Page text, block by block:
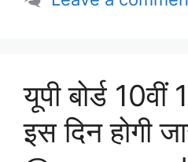
यूपी बोर्ड 10वीं
इस दिन होगी